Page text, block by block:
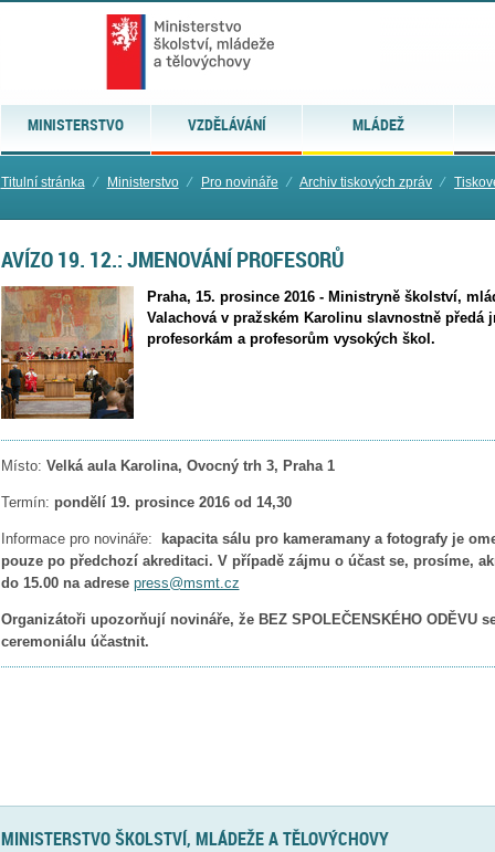
MINISTERSTVO VZDĚLÁVÁNÍ MLÁDEŽ
Titulní stránka ⁄ Ministerstvo ⁄ Pro novináře ⁄ Archiv tiskových zpráv ⁄
AVÍZO 19. 12.: JMENOVÁNÍ PROFESORŮ
Praha, 15. prosince 2016 - Ministryně školství,
Valachová v pražském Karolinu slavnostně předá
profesorkám a profesorům vysokých škol.
Místo: Velká aula Karolina, Ovocný trh 3, Praha 1
Termín: pondělí 19. prosince 2016 od 14,30
Informace pro novináře:
kapacita sálu pro kameramany a fotografy je
pouze po předchozí akreditaci. V případě zájmu o účast se, prosíme,
do 15.00 na adrese press@msmt.cz
Organizátoři upozorňují novináře, že BEZ SPOLEČENSKÉHO ODĚVU
ceremoniálu účastnit.
MINISTERSTVO ŠKOLSTVÍ, MLÁDEŽE A TĚLOVÝCHOVY